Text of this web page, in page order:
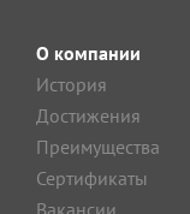
О компании
История
Достижения
Преимущества
Сертификаты